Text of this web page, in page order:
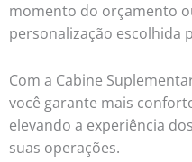
momento do orçamento
personalização escolhida
Com a Cabine
você garante mais
elevando a experiência
suas operações.